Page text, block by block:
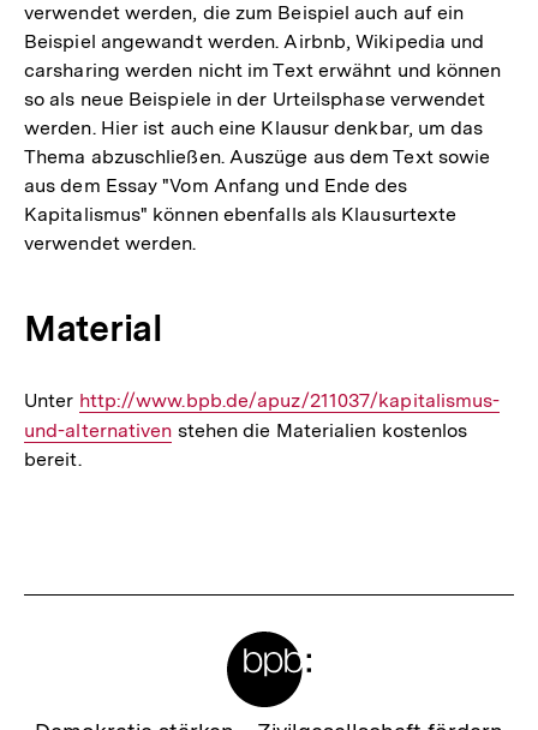
verwendet werden, die zum Beispiel auch auf ein
Beispiel angewandt werden. Airbnb, Wikipedia und
carsharing werden nicht im Text erwähnt und können
so als neue Beispiele in der Urteilsphase verwendet
werden. Hier ist auch eine Klausur denkbar, um das
Thema abzuschließen. Auszüge aus dem Text sowie
aus dem Essay "Vom Anfang und Ende des
Kapitalismus" können ebenfalls als Klausurtexte
verwendet werden.
Material
Unter Interner
Link:
http://www.bpb.de/apuz/211037/kapitalismus-
und-alternativen stehen die Materialien kostenlos
bereit.